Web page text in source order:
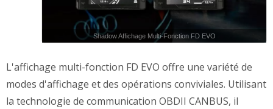
Shadow Affichage Multi-Fonction FD EVO
L'affichage multi-fonction FD EVO offre une variété de
modes d'affichage et des opérations conviviales. Utilisant
la technologie de communication OBDII CANBUS, il